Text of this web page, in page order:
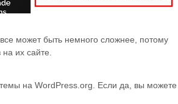
может быть немного сложнее, потому
их сайте.
на WordPress.org. Если да, вы можете